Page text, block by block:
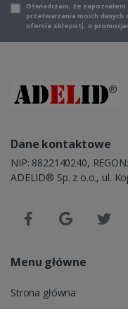
Oświadczam, że zapoznałem
przetwarzania moich danych
ofercie sklepu tj. o
Dane kontaktowe
NIP: 8822140240,
ADELID® Sp. z o.o., ul.
Menu główne
Strona główna